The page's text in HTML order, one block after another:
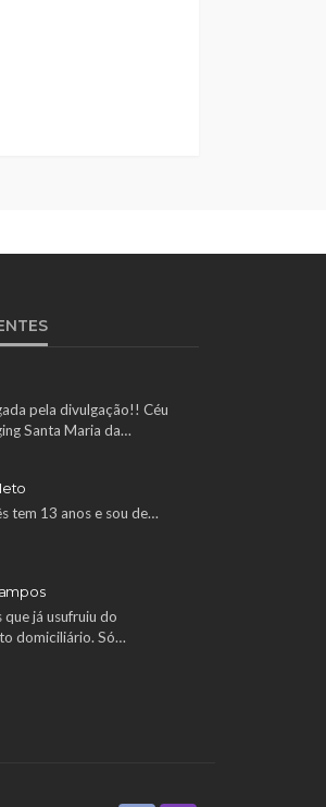
pela divulgação!! Céu
Santa Maria da…
tem 13 anos e sou de…
que já usufruiu do
domiciliário. Só…